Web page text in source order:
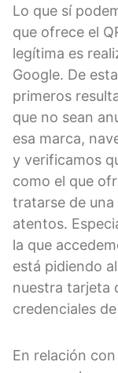
Lo que sí
que ofrece el
legítima es
Google. De
primeros
que no sean
esa marca,
y verificamos
como el que
tratarse de
atentos.
la que
está pidiendo
nuestra tarjeta
credenciales
En relación